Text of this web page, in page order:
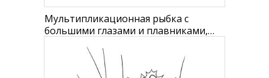
Мультипликационная рыбка с
большими глазами и плавниками,